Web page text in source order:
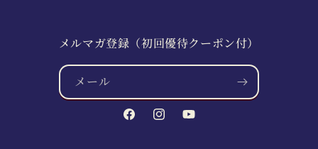
メルマガ登録（初回優待クーポン付）
メール
FacebookInstagramYouTube